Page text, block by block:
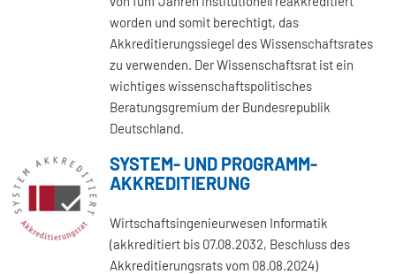
worden und somit berechtigt, das
Akkreditierungssiegel des Wissenschaftsrates
zu verwenden. Der Wissenschaftsrat ist ein
wichtiges wissenschaftspolitisches
Beratungsgremium der Bundesrepublik
Deutschland.
SYSTEM- UND PROGRAMM-
AKKREDITIERUNG
Wirtschaftsingenieurwesen Informatik
(akkreditiert bis 07.08.2032, Beschluss des
Akkreditierungsrats vom 08.08.2024)